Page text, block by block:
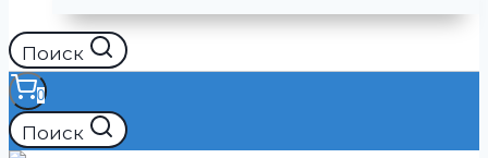
Поиск
0
Поиск